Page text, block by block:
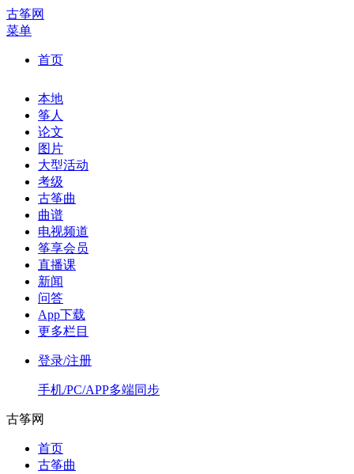
古筝网
菜单
首页
本地
筝人
论文
图片
大型活动
考级
古筝曲
曲谱
电视频道
筝享会员
直播课
新闻
问答
App下载
更多栏目
登录/注册
手机/PC/APP多端同步
古筝网
首页
古筝曲